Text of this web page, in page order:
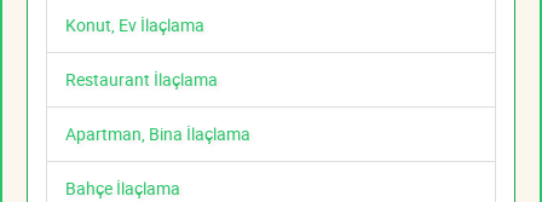
Konut, Ev İlaçlama
Restaurant İlaçlama
Apartman, Bina İlaçlama
Bahçe İlaçlama